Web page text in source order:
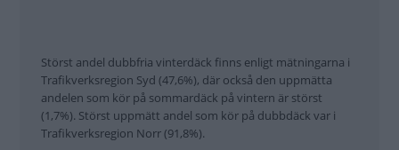
Störst andel dubbfria vinterdäck finns enligt mätningarna i
Trafikverksregion Syd (47,6%), där också den uppmätta
andelen som kör på sommardäck på vintern är störst
(1,7%). Störst uppmätt andel som kör på dubbdäck var i
Trafikverksregion Norr (91,8%).